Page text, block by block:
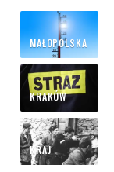
MAŁOPOLSKA
KRAKÓW
KRAJ